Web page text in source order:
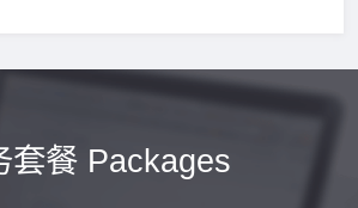
套餐 Packages